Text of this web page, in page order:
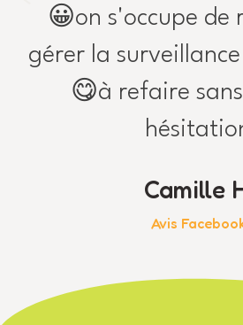
😀on s'occupe de
gérer la
😋à refaire
Camille
Avis